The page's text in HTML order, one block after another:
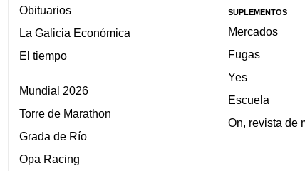
Obituarios
La Galicia Económica
El tiempo
Mundial 2026
Torre de Marathon
Grada de Río
Opa Racing
SUPLEMENTOS
Mercados
Fugas
Yes
Escuela
On, revista de